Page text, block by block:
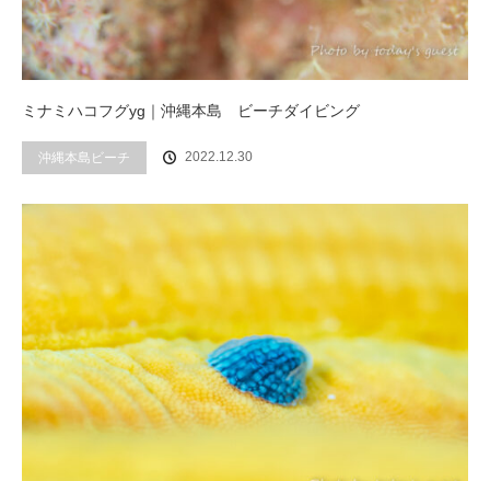
ミナミハコフグyg｜沖縄本島 ビーチダイビング
沖縄本島ビーチ 2022.12.30